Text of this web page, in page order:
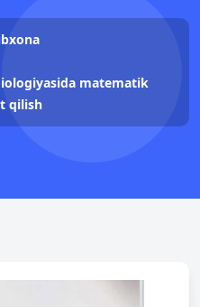
matematik
qilish